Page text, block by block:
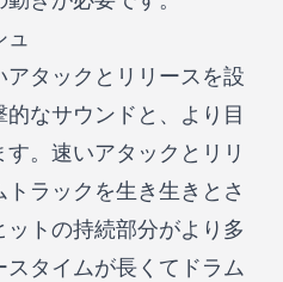
ュ
タックとリリースを設
なサウンドと、より目
。速いアタックとリリ
ラックを生き生きとさ
トの持続部分がより多
スタイムが長くてドラム